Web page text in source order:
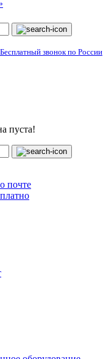
Бесплатный звонок по России
пуста!
почте